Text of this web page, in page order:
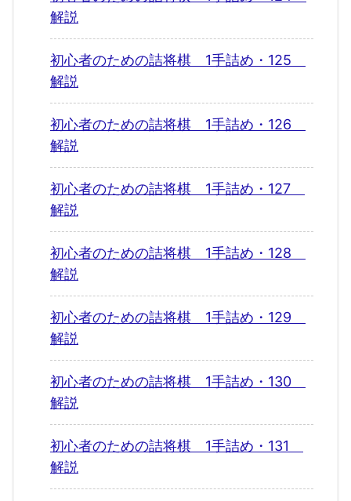
解説
初心者のための詰将棋 1手詰め・125
解説
初心者のための詰将棋 1手詰め・126
解説
初心者のための詰将棋 1手詰め・127
解説
初心者のための詰将棋 1手詰め・128
解説
初心者のための詰将棋 1手詰め・129
解説
初心者のための詰将棋 1手詰め・130
解説
初心者のための詰将棋 1手詰め・131
解説